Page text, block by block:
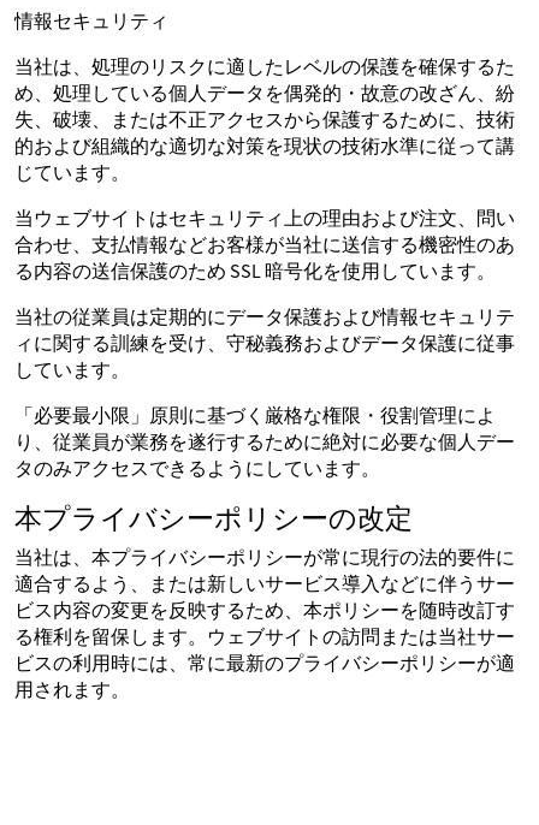
情報セキュリティ
当社は、処理のリスクに適したレベルの保護を確保するた
め、処理している個人データを偶発的・故意の改ざん、紛
失、破壊、または不正アクセスから保護するために、技術
的および組織的な適切な対策を現状の技術水準に従って講
じています。
当ウェブサイトはセキュリティ上の理由および注文、問い
合わせ、支払情報などお客様が当社に送信する機密性のあ
る内容の送信保護のため SSL 暗号化を使用しています。
当社の従業員は定期的にデータ保護および情報セキュリテ
ィに関する訓練を受け、守秘義務およびデータ保護に従事
しています。
「必要最小限」原則に基づく厳格な権限・役割管理によ
り、従業員が業務を遂行するために絶対に必要な個人デー
タのみアクセスできるようにしています。
本プライバシーポリシーの改定
当社は、本プライバシーポリシーが常に現行の法的要件に
適合するよう、または新しいサービス導入などに伴うサー
ビス内容の変更を反映するため、本ポリシーを随時改訂す
る権利を留保します。ウェブサイトの訪問または当社サー
ビスの利用時には、常に最新のプライバシーポリシーが適
用されます。